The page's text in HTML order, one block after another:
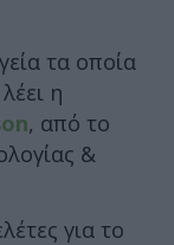
τα οποία
η
, από το
&
για το